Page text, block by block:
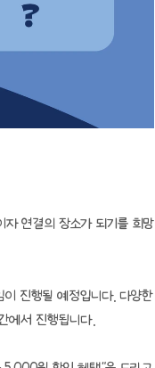
자 연결의 장소가 되기를 희망
진행될 예정입니다. 다양한
에서 진행됩니다.